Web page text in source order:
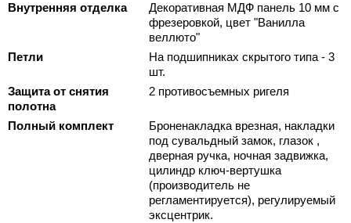
Внутренняя отделка
Декоративная МДФ панель 10 мм с
фрезеровкой, цвет "Ванилла
веллюто"
Петли
На подшипниках скрытого типа - 3
шт.
Защита от снятия
полотна
2 противосъемных ригеля
Полный комплект
Броненакладка врезная, накладки
под сувальдный замок, глазок ,
дверная ручка, ночная задвижка,
цилиндр ключ-вертушка
(производитель не
регламентируется), регулируемый
эксцентрик.